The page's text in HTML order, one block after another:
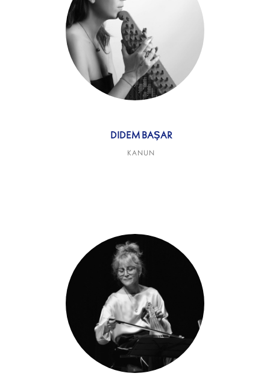
DIDEM BAŞAR
KANUN